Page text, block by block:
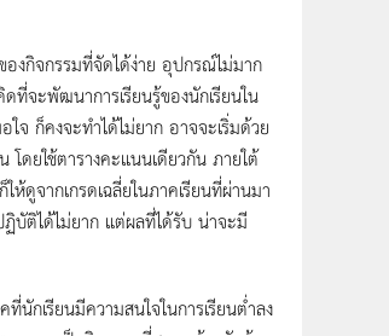
งกิจกรรมที่จัดได้ง่าย อุปกรณ์ไม่มาก
ที่จะพัฒนาการเรียนรู้ของนักเรียนใน
ก็คงจะทำได้ไม่ยาก อาจจะเริ่มด้วย
โดยใช้ตารางคะแนนเดียวกัน ภายใต้
ดูจากเกรดเฉลี่ยในภาคเรียนที่ผ่านมา
บัติได้ไม่ยาก แต่ผลที่ได้รับ น่าจะมี
กเรียนมีความสนใจในการเรียนต่ำลง